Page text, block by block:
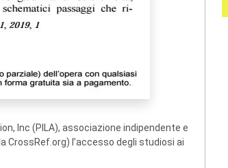
Inc (PILA), associazione indipendente e
l’accesso degli studiosi ai